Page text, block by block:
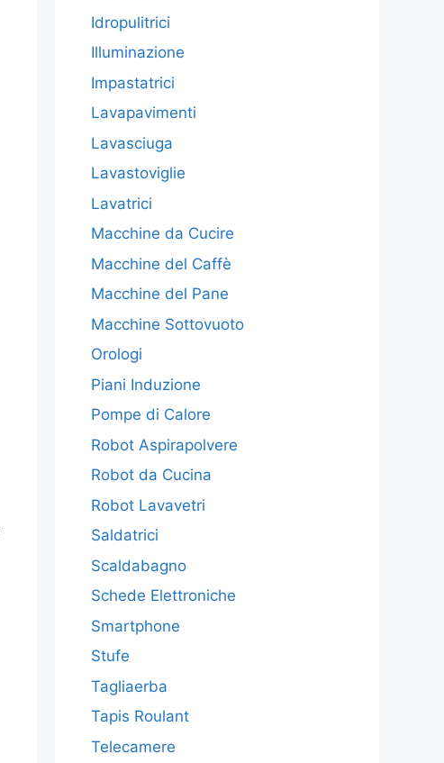
Idropulitrici
Illuminazione
Impastatrici
Lavapavimenti
Lavasciuga
Lavastoviglie
Lavatrici
Macchine da Cucire
Macchine del Caffè
Macchine del Pane
Macchine Sottovuoto
Orologi
Piani Induzione
Pompe di Calore
Robot Aspirapolvere
Robot da Cucina
Robot Lavavetri
Saldatrici
Scaldabagno
Schede Elettroniche
Smartphone
Stufe
Tagliaerba
Tapis Roulant
Telecamere